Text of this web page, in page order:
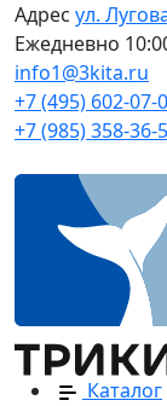
Адрес ул.
Ежедневно
info1@3kita.ru
+7 (495) 602-07-
+7 (985) 358-36-
Каталог